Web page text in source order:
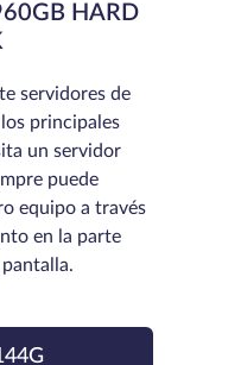
HARD
servidores de
principales
un servidor
puede
equipo a través
en la parte